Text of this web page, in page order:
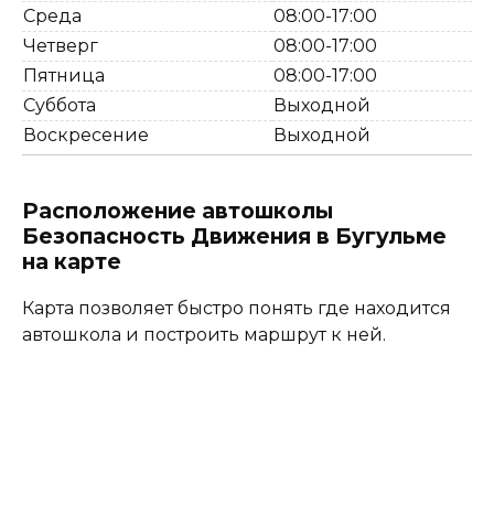
Среда
08:00-17:00
Четверг
08:00-17:00
Пятница
08:00-17:00
Суббота
Выходной
Воскресение
Выходной
Расположение автошколы
Безопасность Движения в Бугульме
на карте
Карта позволяет быстро понять где находится
автошкола и построить маршрут к ней.